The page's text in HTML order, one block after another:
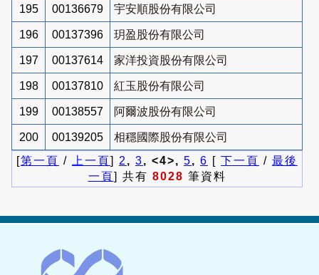
195 00136679 宇安順股份有限公司
196 00137396 玥盈股份有限公司
197 00137614 家洋投資股份有限公司
198 00137810 紅玉股份有限公司
199 00138557 阿爾波股份有限公司
200 00139205
相穩國際股份有限公司
[第一頁 / 上一頁] 2 , 3, <4>, 5, 6 [ 下一頁 / 最後
一頁] 共有 8028 筆資料